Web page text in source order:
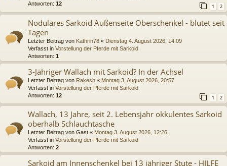
Antworten: 12 1 2
Noduläres Sarkoid Außenseite Oberschenkel - blutet seit
Tagen
Letzter Beitrag von Kathrin78 « Dienstag 4. August 2026, 14:09
Verfasst in Vorstellung der Pferde mit Sarkoid
Antworten: 1
3-Jähriger Wallach mit Sarkoid? In der Achsel
Letzter Beitrag von Rakesh « Montag 3. August 2026, 20:57
Verfasst in Vorstellung der Pferde mit Sarkoid
Antworten: 12 1 2
Wallach, 13 Jahre, seit 2. Lebensjahr okkulentes Sarkoid
oberhalb Schlauchtasche
Letzter Beitrag von Gast « Montag 3. August 2026, 12:26
Verfasst in Vorstellung der Pferde mit Sarkoid
Antworten: 2
Sarkoid am Innenschenkel bei 13 jähriger Stute - HILFE